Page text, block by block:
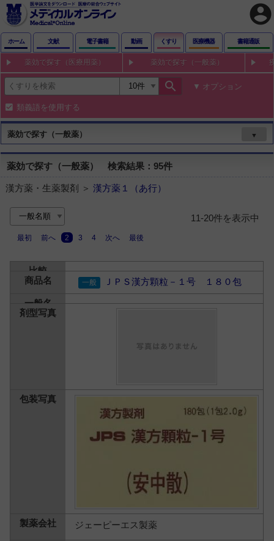
account_circle
ホーム 文献 電子書籍 動画 くすり 医療機器 書籍通販
薬効で探す（医療用薬） 薬効で探す（一般薬）
search オプション
類義語を使用する
薬効で探す（一般薬） ▼
薬効で探す（一般薬） 検索結果：95件
漢方薬・生薬製剤 ＞ 漢方薬１（あ行）
11-20件を表示中
最初 前へ 2 3 4 次へ 最後
ＪＰＳ漢方顆粒－１号 １８０包
ジェーピーエス製薬